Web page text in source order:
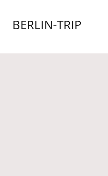
BERLIN-TRIP